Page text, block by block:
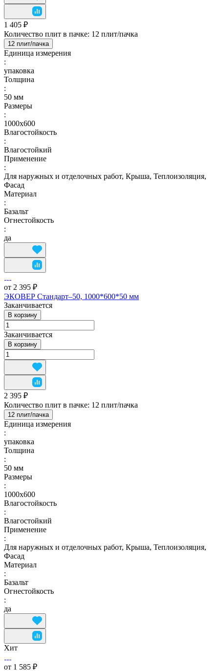
1 405 ₽
Количество плит в пачке: 12 плит/пачка
12 плит/пачка
Единица измерения
:
упаковка
Толщина
:
50 мм
Размеры
:
1000х600
Влагостойкость
:
Влагостойкий
Применение
:
Для наружных и отделочных работ, Крыша, Теплоизоляция,
Фасад
Материал
:
Базальт
Огнестойкость
:
да
от 2 395 ₽
ЭКОВЕР Стандарт–50, 1000*600*50 мм
Заканчивается
В корзину
Заканчивается
В корзину
2 395 ₽
Количество плит в пачке: 12 плит/пачка
12 плит/пачка
Единица измерения
:
упаковка
Толщина
:
50 мм
Размеры
:
1000х600
Влагостойкость
:
Влагостойкий
Применение
:
Для наружных и отделочных работ, Крыша, Теплоизоляция,
Фасад
Материал
:
Базальт
Огнестойкость
:
да
Хит
от 1 585 ₽